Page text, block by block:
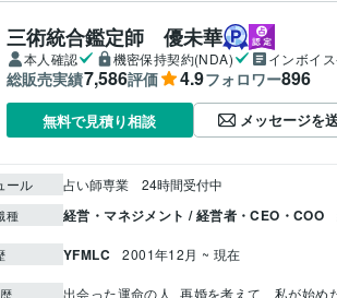
三術統合鑑定師 優未華
本人確認 機密保持契約(NDA) インボイ
総販売実績7,586評価 4.9フォロワー896
無料で見積り相談 メッセージを
ール 占い師専業　24時間受付中
種 経営・マネジメント / 経営者・CEO・COO
YFMLC 2001年12月 ~ 現在
出会った運命の人 再婚を考えて、私が始め